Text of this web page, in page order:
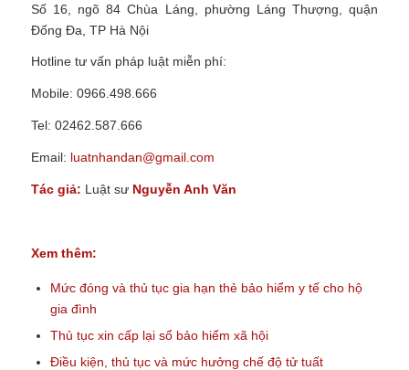
Số 16, ngõ 84 Chùa Láng, phường Láng Thượng, quận
Đống Đa, TP Hà Nội
Hotline tư vấn pháp luật miễn phí:
Mobile: 0966.498.666
Tel: 02462.587.666
Email: luatnhandan@gmail.com
Tác giả: Luật sư Nguyễn Anh Văn
Xem thêm:
Mức đóng và thủ tục gia hạn thẻ bảo hiểm y tế cho hộ
gia đình
Thủ tục xin cấp lại sổ bảo hiểm xã hội
Điều kiện, thủ tục và mức hưởng chế độ tử tuất